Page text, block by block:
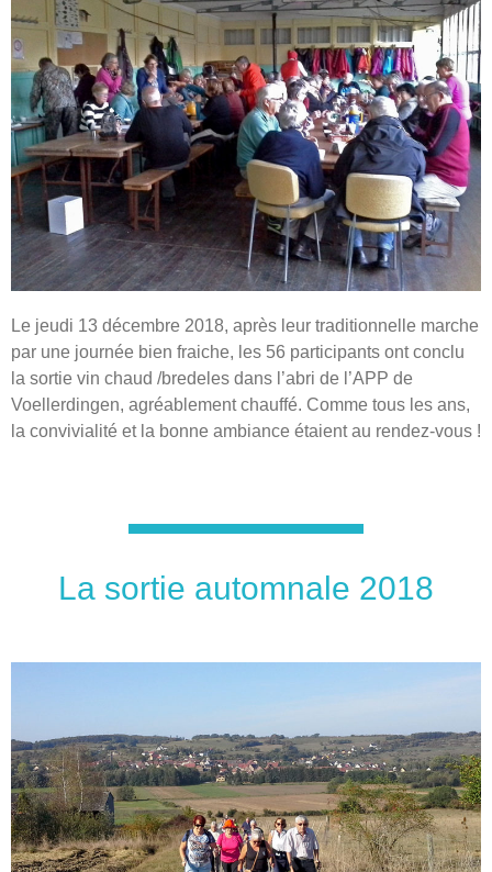
Le jeudi 13 décembre 2018, après leur traditionnelle marche
par une journée bien fraiche, les 56 participants ont conclu
la sortie vin chaud /bredeles dans l’abri de l’APP de
Voellerdingen, agréablement chauffé. Comme tous les ans,
la convivialité et la bonne ambiance étaient au rendez-vous !
La sortie automnale 2018